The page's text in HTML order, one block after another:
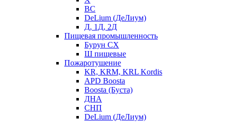
ВС
DeLium (ДеЛиум)
Д, 1Д, 2Д
Пищевая промышленность
Бурун СХ
Ш пищевые
Пожаротушение
KR, KRM, KRL Kordis
APD Boosta
Boosta (Буста)
ДНА
СНП
DeLium (ДеЛиум)